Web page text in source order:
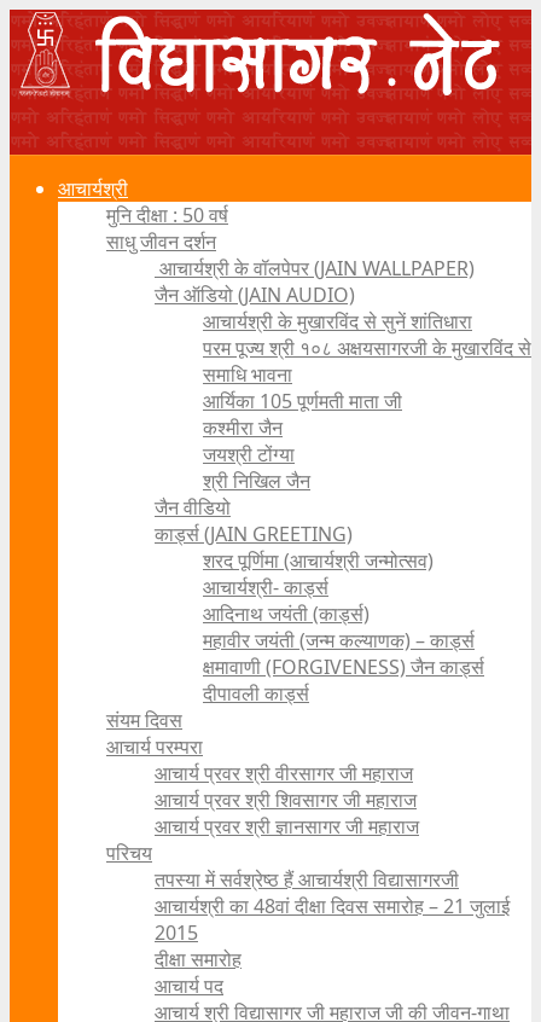
आचार्यश्री
मुनि दीक्षा : 50 वर्ष
साधु जीवन दर्शन
आचार्यश्री के वॉलपेपर (JAIN WALLPAPER)
जैन ऑडियो (JAIN AUDIO)
आचार्यश्री के मुखारविंद से सुनें शांतिधारा
परम पूज्य श्री १०८ अक्षयसागरजी के मुखारविंद से
समाधि भावना
आर्यिका 105 पूर्णमती माता जी
कश्मीरा जैन
जयश्री टोंग्या
श्री निखिल जैन
जैन वीडियो
कार्ड्स (JAIN GREETING)
शरद पूर्णिमा (आचार्यश्री जन्मोत्सव)
आचार्यश्री- कार्ड्स
आदिनाथ जयंती (कार्ड्स)
महावीर जयंती (जन्म कल्याणक) – कार्ड्स
क्षमावाणी (FORGIVENESS) जैन कार्ड्स
दीपावली कार्ड्स
संयम दिवस
आचार्य परम्परा
आचार्य प्रवर श्री वीरसागर जी महाराज
आचार्य प्रवर श्री शिवसागर जी महाराज
आचार्य प्रवर श्री ज्ञानसागर जी महाराज
परिचय
तपस्या में सर्वश्रेष्ठ हैं आचार्यश्री विद्यासागरजी
आचार्यश्री का 48वां दीक्षा दिवस समारोह – 21 जुलाई
2015
दीक्षा समारोह
आचार्य पद
आचार्य श्री विद्यासागर जी महाराज जी की जीवन-गाथा